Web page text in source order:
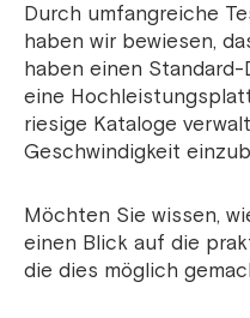
Durch umfangreiche
haben wir bewiesen,
haben einen
eine
riesige Kataloge
Geschwindigkeit
Möchten Sie wissen,
einen Blick auf die
die dies möglich